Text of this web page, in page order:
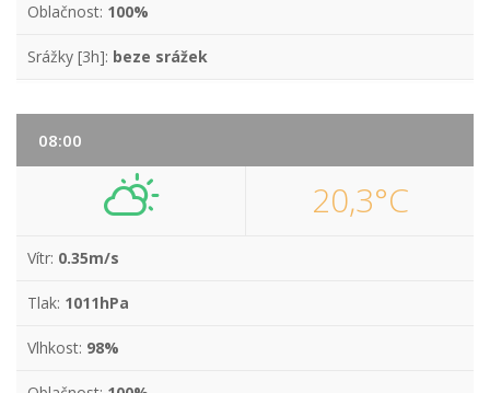
Oblačnost: 100%
Srážky [3h]: beze srážek
08:00
20,3°C
Vítr: 0.35m/s
Tlak: 1011hPa
Vlhkost: 98%